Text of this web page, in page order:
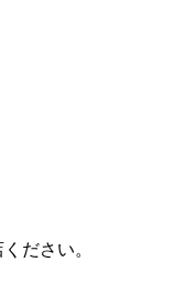
ださい。